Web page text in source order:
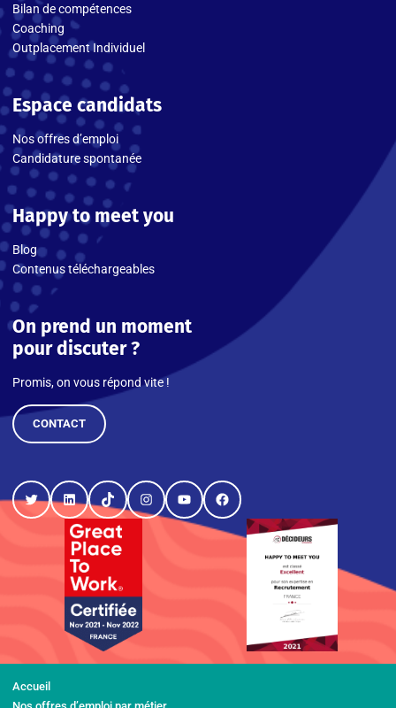
Bilan de compétences
Coaching
Outplacement Individuel
Espace candidats
Nos offres d’emploi
Candidature spontanée
Happy to meet you
Blog
Contenus téléchargeables
On prend un moment
pour discuter ?
Promis, on vous répond vite !
CONTACT
TwitterLinkedInTikTokInstagram
YouTubeFacebook
Accueil